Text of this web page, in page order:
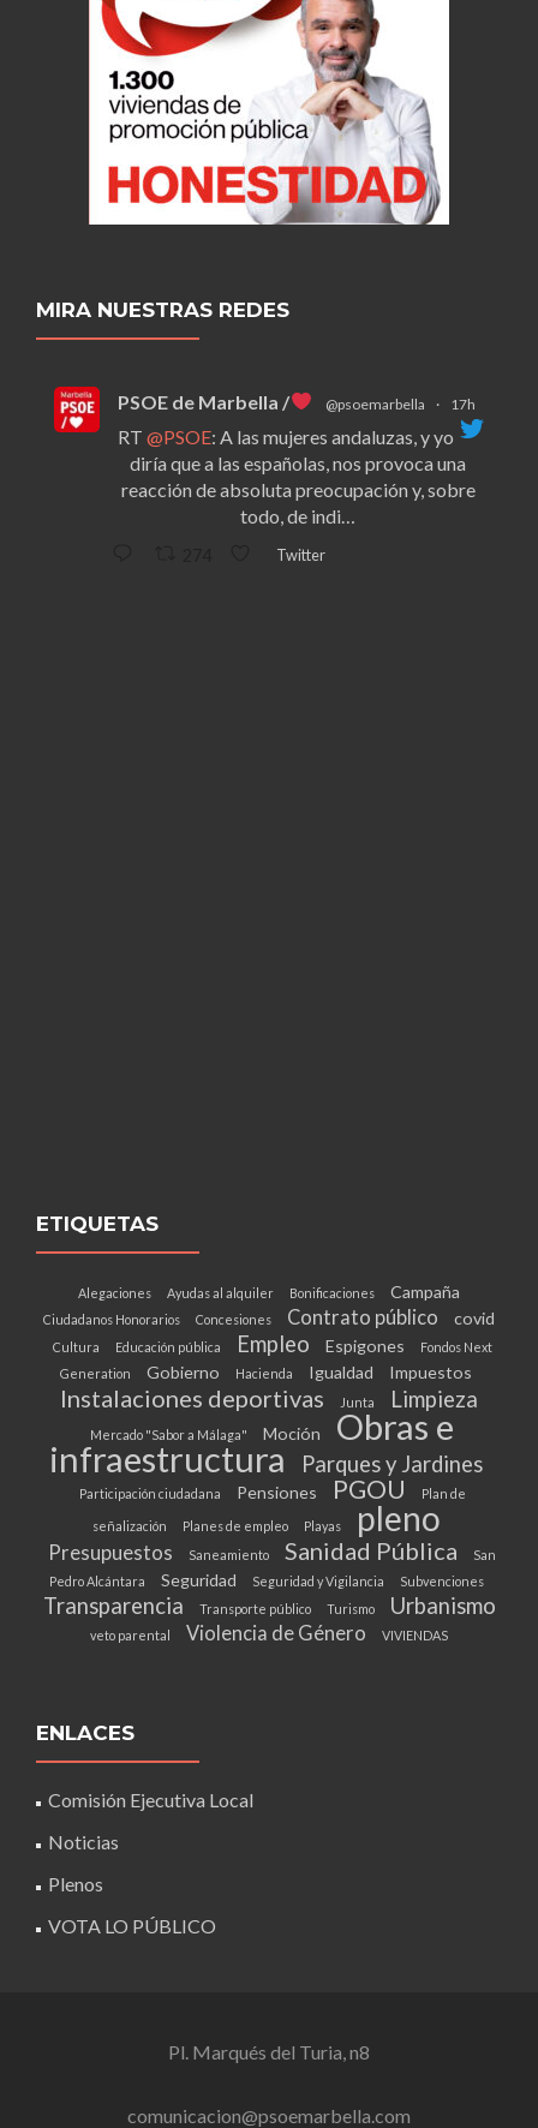
MIRA NUESTRAS REDES
PSOE de Marbella / @psoemarbella · 17h
RT @PSOE: A las mujeres andaluzas, y yo
diría que a las españolas, nos provoca una
reacción de absoluta preocupación y, sobre
todo, de indi…
Twitter
ETIQUETAS
Alegaciones Ayudas al alquiler Bonificaciones Campaña
Ciudadanos Honorarios Concesiones Contrato público covid
Cultura Educación pública Empleo Espigones
Fondos Next
Generation
Gobierno Hacienda Igualdad Impuestos
Instalaciones deportivas Junta Limpieza
Mercado "Sabor a Málaga" Moción Obras e
infraestructura Parques y Jardines
Participación ciudadana Pensiones PGOU Plan de
señalización Planes de empleo Playas pleno
Presupuestos Saneamiento Sanidad Pública
San
Pedro Alcántara
Seguridad Seguridad y Vigilancia Subvenciones
Transparencia Transporte público Turismo Urbanismo
veto parental Violencia de Género VIVIENDAS
ENLACES
Comisión Ejecutiva Local
Noticias
Plenos
VOTA LO PÚBLICO
Pl. Marqués del Turia, n8
comunicacion@psoemarbella.com